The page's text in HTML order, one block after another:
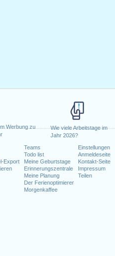
Werbung zu
Wie viele Arbeitstage im
Jahr 2026?
Export
Teams
Todo list
Meine Geburtstage
Erinnerungszentrale
Meine Planung
Der Ferienoptimierer
Morgenkaffee
Einstellungen
Anmeldeseite
Kontakt-Seite
Impressum
Teilen